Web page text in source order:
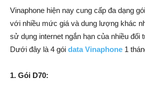
Vinaphone hiện nay cung cấp đa dạng
với nhiều mức giá và dung lượng khác
sử dụng internet ngắn hạn của nhiều đối
Dưới đây là 4 gói data Vinaphone 1
1. Gói D70: